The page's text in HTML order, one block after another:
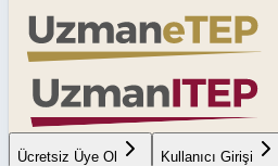
Ücretsiz Üye Ol Kullanıcı Girişi